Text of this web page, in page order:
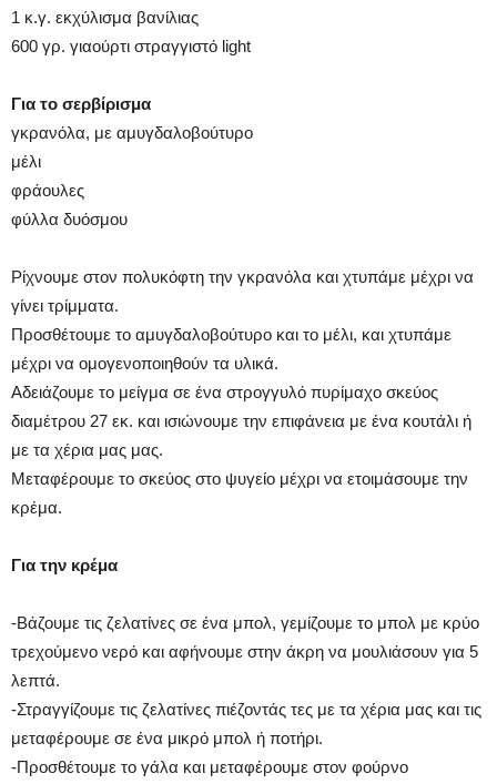
1 κ.γ. εκχύλισμα βανίλιας
600 γρ. γιαούρτι στραγγιστό light
Για το σερβίρισμα
γκρανόλα, με αμυγδαλοβούτυρο
μέλι
φράουλες
φύλλα δυόσμου
Ρίχνουμε στον πολυκόφτη την γκρανόλα και χτυπάμε μέχρι να
γίνει τρίμματα.
Προσθέτουμε το αμυγδαλοβούτυρο και το μέλι, και χτυπάμε
μέχρι να ομογενοποιηθούν τα υλικά.
Αδειάζουμε το μείγμα σε ένα στρογγυλό πυρίμαχο σκεύος
διαμέτρου 27 εκ. και ισιώνουμε την επιφάνεια με ένα κουτάλι ή
με τα χέρια μας μας.
Μεταφέρουμε το σκεύος στο ψυγείο μέχρι να ετοιμάσουμε την
κρέμα.
Για την κρέμα
-Βάζουμε τις ζελατίνες σε ένα μπολ, γεμίζουμε το μπολ με κρύο
τρεχούμενο νερό και αφήνουμε στην άκρη να μουλιάσουν για 5
λεπτά.
-Στραγγίζουμε τις ζελατίνες πιέζοντάς τες με τα χέρια μας και τις
μεταφέρουμε σε ένα μικρό μπολ ή ποτήρι.
-Προσθέτουμε το γάλα και μεταφέρουμε στον φούρνο